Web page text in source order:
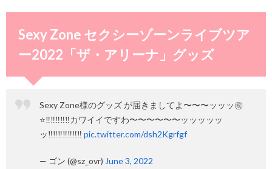
Sexy Zone セクシーゾーンライブツア
ー2022「ザ・アリーナ」グッズ
Sexy Zone様のグッズ が届きましてよ〜〜〜ッッッ㊗️
⭐️‼️‼️‼️‼️‼️カワイイですわ〜〜〜〜〜〜ッッッッッ
ッ‼️‼️‼️‼️‼️‼️‼️ pic.twitter.com/dsh2Kgrfgf
— ゴン (@sz_ovr) June 3, 2022